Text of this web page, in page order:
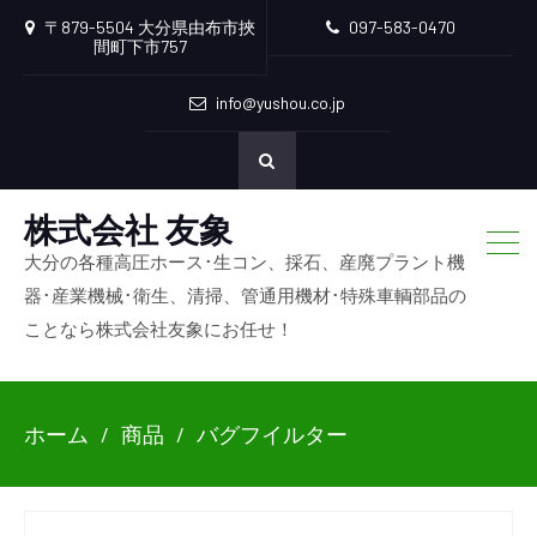
〒879-5504 大分県由布市挾
間町下市757
097-583-0470
info@yushou.co.jp
株式会社 友象
大分の各種高圧ホース･生コン、採石、産廃プラント機
器･産業機械･衛生、清掃、管通用機材･特殊車輌部品の
ことなら株式会社友象にお任せ！
ホーム 商品 バグフイルター